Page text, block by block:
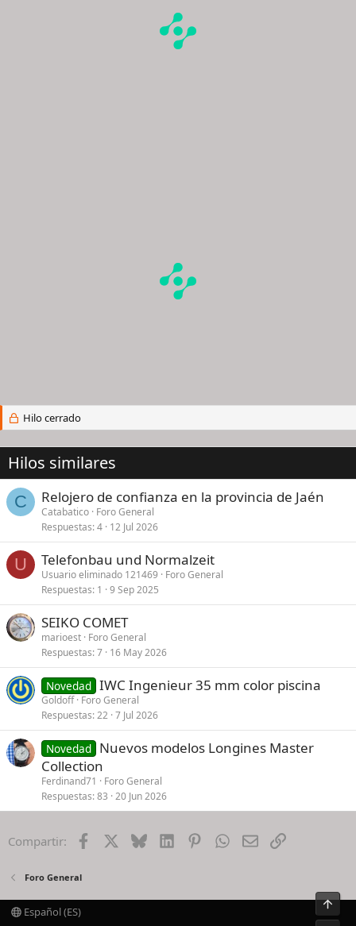
Hilo cerrado
Hilos similares
C Relojero de confianza en la provincia de Jaén
Catabatico Foro General
Respuestas 4 12 Jul 2026
U Telefonbau und Normalzeit
Usuario eliminado 121469
Foro General
Respuestas 1 9 Sep 2025
SEIKO COMET
marioest Foro General
Respuestas 7 16 May 2026
Novedad IWC Ingenieur 35 mm color piscina
Goldoff Foro General
Respuestas 22 7 Jul 2026
Novedad Nuevos modelos Longines Master
Collection
Ferdinand71
Foro General
Respuestas 83 20 Jun 2026
Compartir: Facebook BlueskyLinkedInPinterestWhatsApp
EmailEnlace
Foro General
Español (ES)